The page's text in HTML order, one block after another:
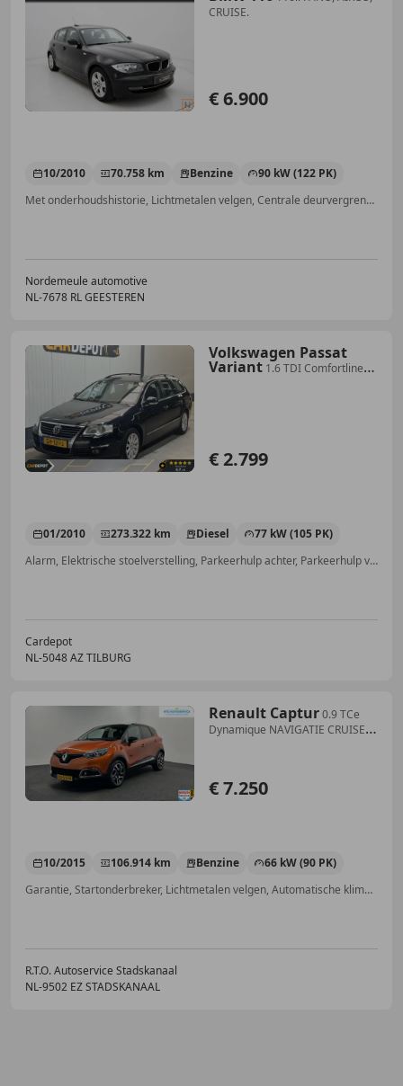
CRUISE.
€ 6.900
10/2010 70.758 km Benzine
90 kW (122 PK)
Met onderhoudshistorie, Lichtmetalen velgen, Centrale deurvergrendeling met afstandsbediening, Start/Stop-systeem, Startonderbreker, Lederen stuurwiel, Boordcomputer, CD
Nordemeule automotive
NL-7678 RL GEESTEREN
Volkswagen Passat
Variant 1.6 TDI Comfortline
€ 2.799
01/2010 273.322 km Diesel
77 kW (105 PK)
Alarm, Elektrische stoelverstelling, Parkeerhulp achter, Parkeerhulp voor, Radio, Electronic Stability Program, Winterpakket, Airconditioning
Cardepot
NL-5048 AZ TILBURG
Renault Captur0.9 TCe
Dynamique NAVIGATIE CRUISE
€ 7.250
10/2015 106.914 km Benzine
66 kW (90 PK)
Garantie, Startonderbreker, Lichtmetalen velgen, Automatische klimaatregeling, Alarm, ABS, Cruise control, Multifunctioneel stuurwiel
R.T.O. Autoservice Stadskanaal
NL-9502 EZ STADSKANAAL